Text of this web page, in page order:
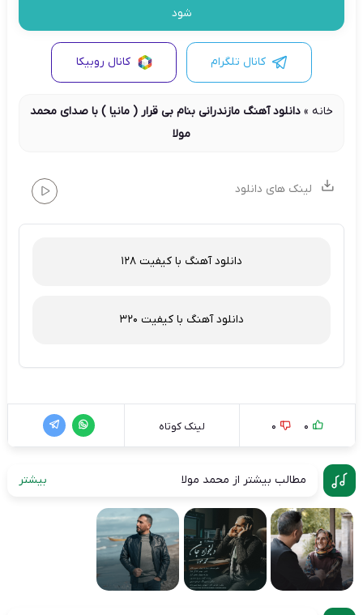
شود
کانال تلگرام کانال روبیکا
خانه » دانلود آهنگ مازندرانی بنام بی قرار ( مانیا ) با صدای محمد
مولا
لینک های دانلود
دانلود آهنگ با کیفیت 128
دانلود آهنگ با کیفیت 320
0
0 لینک کوتاه
مطالب بیشتر از محمد مولا بیشتر